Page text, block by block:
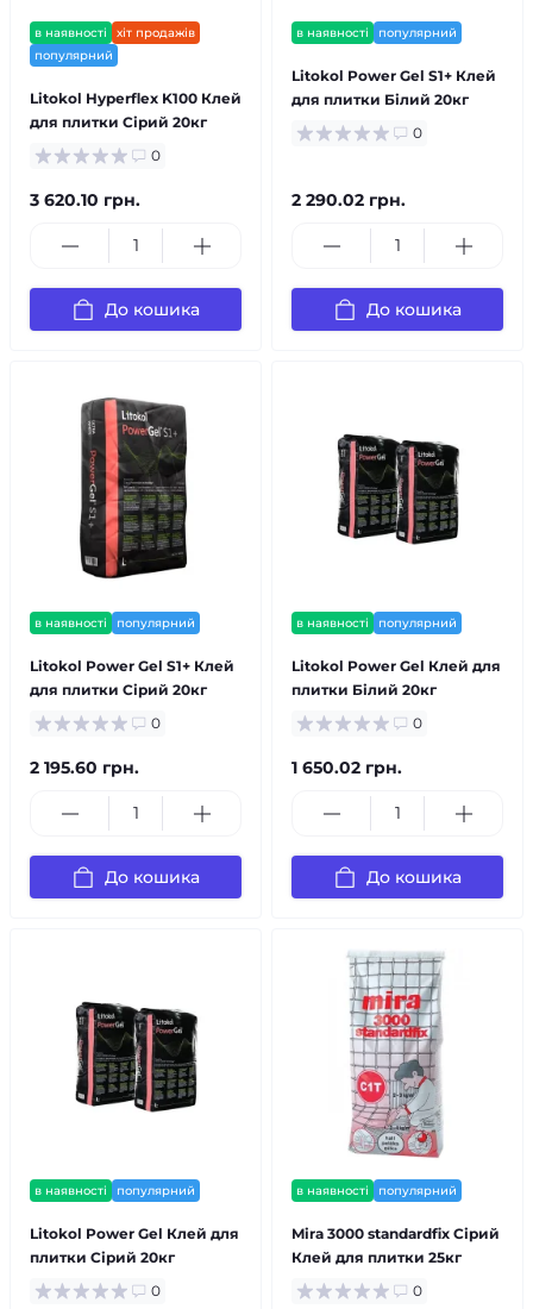
в наявності
хіт продажів
популярний
Litokol Hyperflex K100 Клей
для плитки Сірий 20кг
0
3 620.10 грн.
До кошика
в наявності популярний
Litokol Power Gel S1+ Клей
для плитки Білий 20кг
0
2 290.02 грн.
До кошика
в наявності популярний
Litokol Power Gel S1+ Клей
для плитки Сірий 20кг
0
2 195.60 грн.
До кошика
в наявності популярний
Litokol Power Gel Клей для
плитки Білий 20кг
0
1 650.02 грн.
До кошика
в наявності популярний
Litokol Power Gel Клей для
плитки Сірий 20кг
0
в наявності популярний
Mira 3000 standardfix Сірий
Клей для плитки 25кг
0